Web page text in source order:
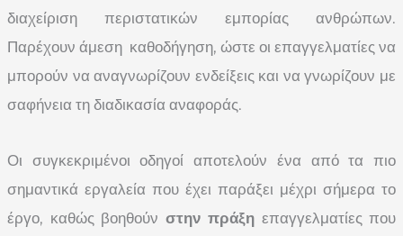
διαχείριση περιστατικών εμπορίας ανθρώπων.
Παρέχουν άμεση καθοδήγηση, ώστε οι επαγγελματίες να
μπορούν να αναγνωρίζουν ενδείξεις και να γνωρίζουν με
σαφήνεια τη διαδικασία αναφοράς.
Οι συγκεκριμένοι οδηγοί αποτελούν ένα από τα πιο
σημαντικά εργαλεία που έχει παράξει μέχρι σήμερα το
έργο, καθώς βοηθούν στην πράξη επαγγελματίες που